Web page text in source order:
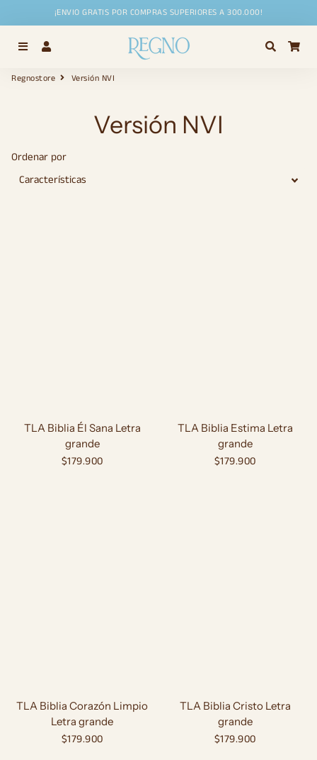
¡ENVIO GRATIS POR COMPRAS SUPERIORES A 300.000!
Menú Buscar
Regnostore Versión NVI
Versión NVI
Ordenar por
TLA Biblia Él Sana Letra
grande
Precio
$179.900
TLA Biblia Estima Letra
grande
Precio
$179.900
TLA Biblia Corazón Limpio
Letra grande
Precio
$179.900
TLA Biblia Cristo Letra
grande
Precio
$179.900